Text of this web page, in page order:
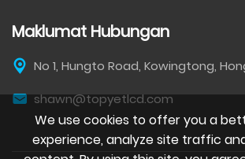
Maklumat Hubungan
No 1, Hungto Road, Kowingtong,
shawn@topyetlcd.com
We use cookies to offer you a
experience, analyze site traffic